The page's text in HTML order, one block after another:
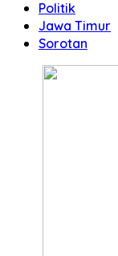
Politik
Jawa Timur
Sorotan